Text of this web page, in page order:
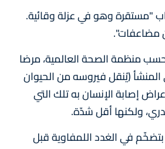
"مستقرة وهو في عزلة وقائية.
مضاعفات".
منظمة الصحة العالمية، مرضا
المنشأ (يُنقل فيروسه من الحيوان
إصابة الإنسان به تلك التي
ولكنها أقل شدّة.
في الغدد اللمفاوية قبل